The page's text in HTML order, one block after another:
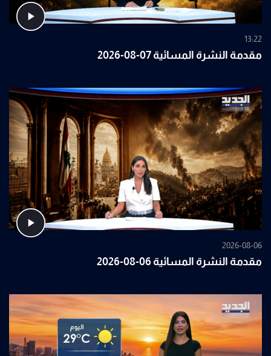
13:22
مقدمة النشرة المسائية 07-08-2026
2026-08-06
مقدمة النشرة المسائية 06-08-2026